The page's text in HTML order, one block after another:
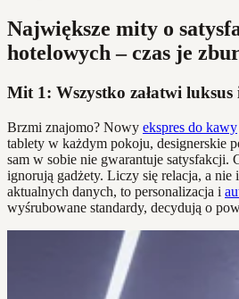
Największe mity o
hotelowych – czas je
Mit 1: Wszystko załatwi luksus
Brzmi znajomo? Nowy ekspres do kawy
tablety w każdym pokoju, designerskie
sam w sobie nie gwarantuje satysfakcji.
ignorują gadżety. Liczy się relacja, a nie
aktualnych danych, to personalizacja i
wyśrubowane standardy, decydują o